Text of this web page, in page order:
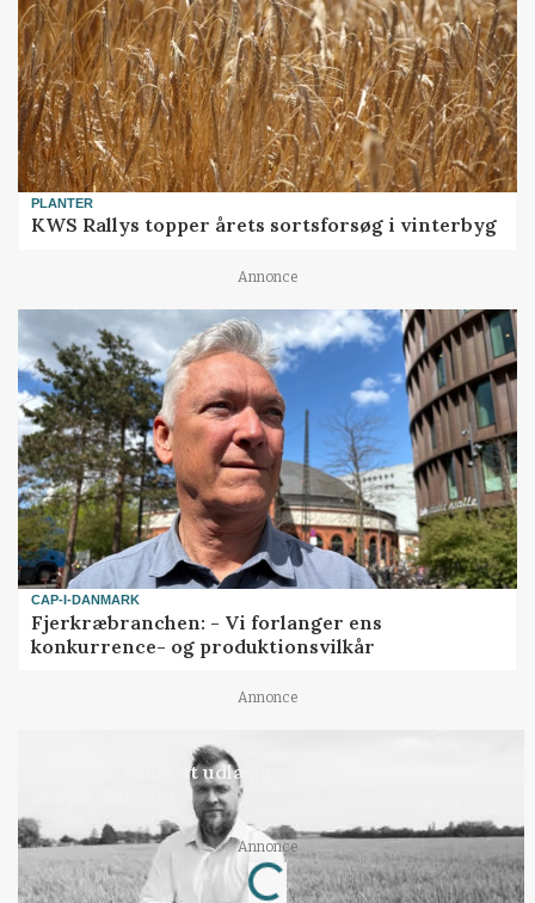
PLANTER
KWS Rallys topper årets sortsforsøg i vinterbyg
Annonce
CAP-I-DANMARK
Fjerkræbranchen: - Vi forlanger ens
konkurrence- og produktionsvilkår
Annonce
Det er en uskik at udlægge et røgslør om
Annonce
Loading...